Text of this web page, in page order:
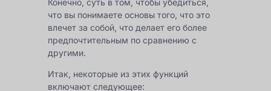
Конечно, суть в том, чтобы убедиться,
что вы понимаете основы того, что это
влечет за собой, что делает его более
предпочтительным по сравнению с
другими.
Итак, некоторые из этих функций
включают следующее: